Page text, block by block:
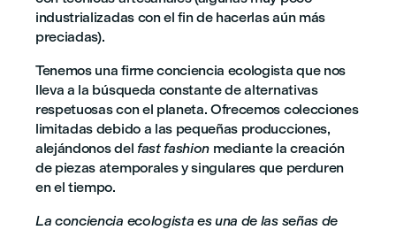
industrializadas con el fin de hacerlas aún más
preciadas).
Tenemos una firme conciencia ecologista que nos
lleva a la búsqueda constante de alternativas
respetuosas con el planeta. Ofrecemos colecciones
limitadas debido a las pequeñas producciones,
alejándonos del fast fashion mediante la creación
de piezas atemporales y singulares que perduren
en el tiempo.
La conciencia ecologista es una de las señas de